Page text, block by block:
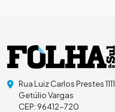
Rua Luiz Carlos Prestes 1111
Getúlio Vargas
CEP: 96412-720